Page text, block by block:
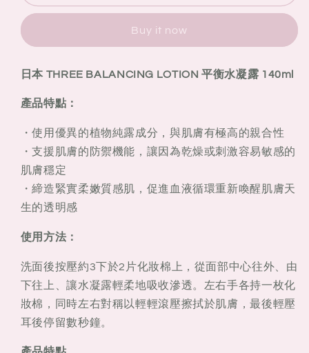
本
平
水
凝
露
140ml
本
THREE
BALANCING
平
凝
露
140ml
Buy it now
日本 THREE BALANCING LOTION 平衡水凝露 140ml
產品特點：
・使用優異的植物純露成分，與肌膚有極高的親合性
・支援肌膚的防禦機能，讓因為乾燥或刺激容易敏感的
肌膚穩定
・締造緊實柔嫩質感肌，促進血液循環重新喚醒肌膚天
生的透明感
使用方法：
洗面後按壓約3下於2片化妝棉上，從面部中心往外、由
下往上、讓水凝露輕柔地吸收滲透。左右手各持一枚化
妝棉，同時左右對稱以輕輕滾壓擦拭於肌膚，最後輕壓
耳後停留數秒鐘。